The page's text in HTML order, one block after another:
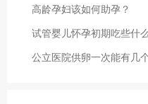
高龄孕妇该如何助孕？
试管婴儿怀孕初期吃些什
公立医院供卵一次能有几